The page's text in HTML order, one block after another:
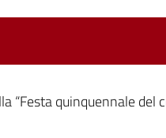
quinquennale del